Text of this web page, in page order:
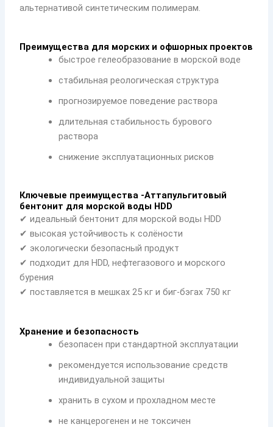
альтернативой синтетическим полимерам.
Преимущества для морских и офшорных проектов
быстрое гелеобразование в морской воде
стабильная реологическая структура
прогнозируемое поведение раствора
длительная стабильность бурового
раствора
снижение эксплуатационных рисков
Ключевые преимущества -Аттапульгитовый
бентонит для морской воды HDD
✔ идеальный бентонит для морской воды HDD
✔ высокая устойчивость к солёности
✔ экологически безопасный продукт
✔ подходит для HDD, нефтегазового и морского
бурения
✔ поставляется в мешках 25 кг и биг-бэгах 750 кг
Хранение и безопасность
безопасен при стандартной эксплуатации
рекомендуется использование средств
индивидуальной защиты
хранить в сухом и прохладном месте
не канцерогенен и не токсичен